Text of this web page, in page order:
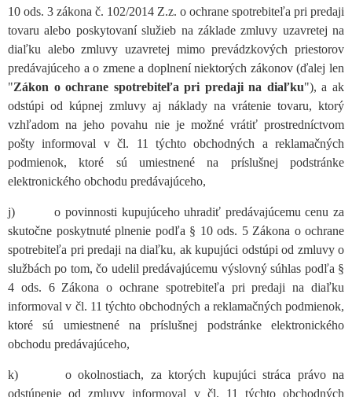
10 ods. 3 zákona č. 102/2014 Z.z. o ochrane spotrebiteľa pri predaji
tovaru alebo poskytovaní služieb na základe zmluvy uzavretej na
diaľku alebo zmluvy uzavretej mimo prevádzkových priestorov
predávajúceho a o zmene a doplnení niektorých zákonov (ďalej len
"Zákon o ochrane spotrebiteľa pri predaji na diaľku"), a ak
odstúpi od kúpnej zmluvy aj náklady na vrátenie tovaru, ktorý
vzhľadom na jeho povahu nie je možné vrátiť prostredníctvom
pošty informoval v čl. 11 týchto obchodných a reklamačných
podmienok, ktoré sú umiestnené na príslušnej podstránke
elektronického obchodu predávajúceho,
j) o povinnosti kupujúceho uhradiť predávajúcemu cenu za
skutočne poskytnuté plnenie podľa § 10 ods. 5 Zákona o ochrane
spotrebiteľa pri predaji na diaľku, ak kupujúci odstúpi od zmluvy o
službách po tom, čo udelil predávajúcemu výslovný súhlas podľa §
4 ods. 6 Zákona o ochrane spotrebiteľa pri predaji na diaľku
informoval v čl. 11 týchto obchodných a reklamačných podmienok,
ktoré sú umiestnené na príslušnej podstránke elektronického
obchodu predávajúceho,
k) o okolnostiach, za ktorých kupujúci stráca právo na
odstúpenie od zmluvy informoval v čl. 11 týchto obchodných